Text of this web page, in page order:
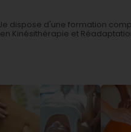
dispose d'une formation
Kinésithérapie et